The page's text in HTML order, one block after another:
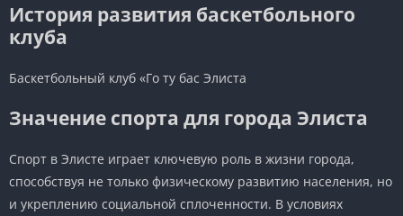
История развития баскетбольного
клуба
Баскетбольный клуб «Го ту бас Элиста
Значение спорта для города Элиста
Спорт в Элисте играет ключевую роль в жизни города,
способствуя не только физическому развитию населения, но
и укреплению социальной сплоченности. В условиях